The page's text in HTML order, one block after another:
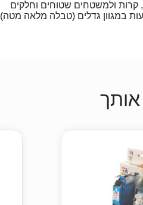
קרות ולמשטחים שטוחים וחלקים
במגוון גדלים (טבלה מלאה מטה)
אותך